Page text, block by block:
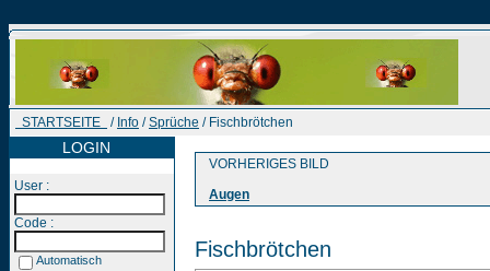
STARTSEITE / Info /Sprüche / Fischbrötchen
LOGIN
User :
Code :
Automatisch
VORHERIGES BILD
Augen
Fischbrötchen